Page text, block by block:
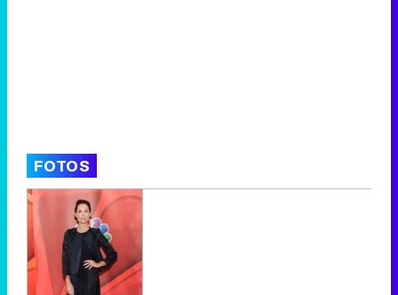
FOTOS